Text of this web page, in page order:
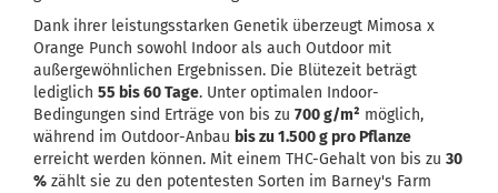
Dank ihrer leistungsstarken Genetik überzeugt Mimosa x
Orange Punch sowohl Indoor als auch Outdoor mit
außergewöhnlichen Ergebnissen. Die Blütezeit beträgt
lediglich 55 bis 60 Tage. Unter optimalen Indoor-
Bedingungen sind Erträge von bis zu 700 g/m² möglich,
während im Outdoor-Anbau bis zu 1.500 g pro Pflanze
erreicht werden können. Mit einem THC-Gehalt von bis zu 30
% zählt sie zu den potentesten Sorten im Barney's Farm